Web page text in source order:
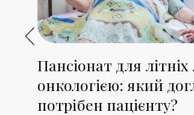
Пансіонат для
онкологією: який
потрібен пацієнту?